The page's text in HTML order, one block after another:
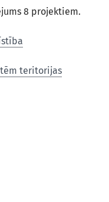
8 projektiem.
teritorijas